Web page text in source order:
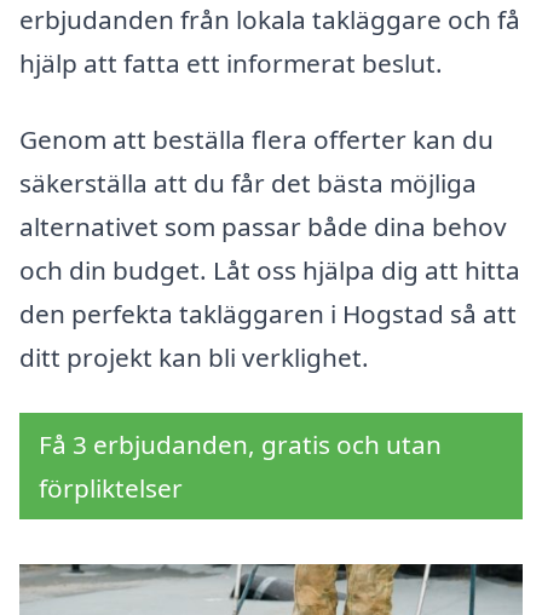
erbjudanden från lokala takläggare och få
hjälp att fatta ett informerat beslut.
Genom att beställa flera offerter kan du
säkerställa att du får det bästa möjliga
alternativet som passar både dina behov
och din budget. Låt oss hjälpa dig att hitta
den perfekta takläggaren i Hogstad så att
ditt projekt kan bli verklighet.
Få 3 erbjudanden, gratis och utan
förpliktelser